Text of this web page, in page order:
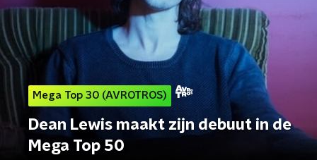
Mega Top 30 (AVROTROS)
Dean Lewis maakt zijn debuut in de
Mega Top 50